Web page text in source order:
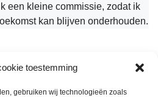
toestemming
gebruiken wij technologieën zoals
een kleine commissie, zodat ik
kan blijven onderhouden.
❤️